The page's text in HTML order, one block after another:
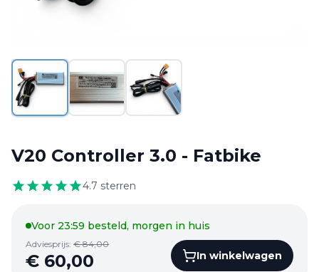
Locatie
&
Contact
4.9 /
reviews
V20 Controller 3.0 - Fatbike
4.7 sterren
Voor 23:59 besteld, morgen in huis
Adviesprijs: €84,00
€ 60,00 In winkelwagen